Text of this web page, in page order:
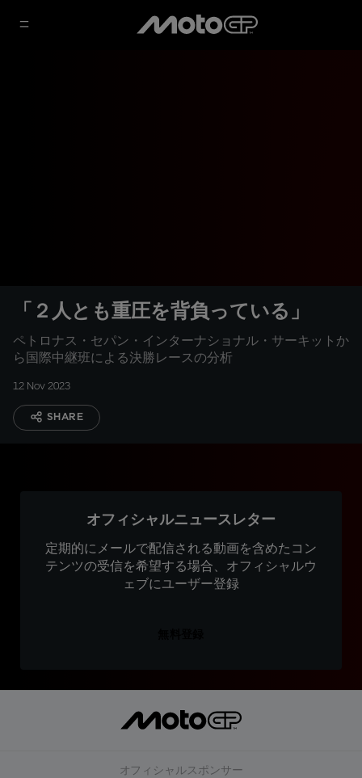
「２人とも重圧を背負っている」
ペトロナス・セパン・インターナショナル・サーキットか
ら国際中継班による決勝レースの分析
12 Nov 2023
SHARE
オフィシャルニュースレター
定期的にメールで配信される動画を含めたコン
テンツの受信を希望する場合、オフィシャルウ
ェブにユーザー登録
オフィシャルスポンサー